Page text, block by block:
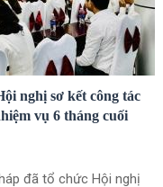
nghị sơ kết công tác
vụ 6 tháng cuối
đã tổ chức Hội nghị